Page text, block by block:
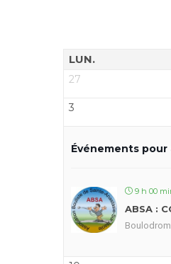
LUN.
27
3
Événements pour
9 h 00
ABSA :